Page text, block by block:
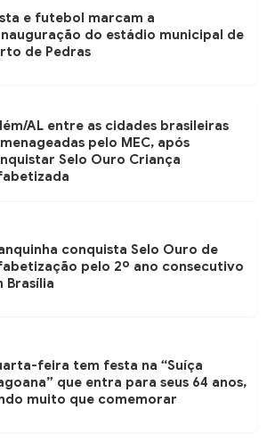
e futebol marcam a
do estádio municipal de
de Pedras
AL entre as cidades brasileiras
pelo MEC, após
Selo Ouro Criança
conquista Selo Ouro de
pelo 2º ano consecutivo
Brasília
feira tem festa na “Suíça
que entra para seus 64 anos,
muito que comemorar